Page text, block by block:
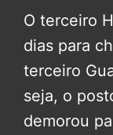
O terceiro
dias para
terceiro
seja, o
demorou